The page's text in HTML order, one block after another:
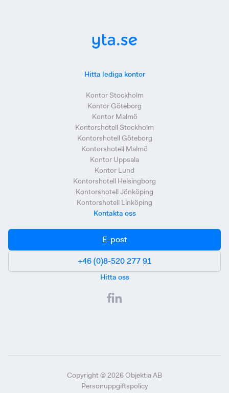
Hitta lediga kontor
Kontor Stockholm
Kontor Göteborg
Kontor Malmö
Kontorshotell Stockholm
Kontorshotell Göteborg
Kontorshotell Malmö
Kontor Uppsala
Kontor Lund
Kontorshotell Helsingborg
Kontorshotell Jönköping
Kontorshotell Linköping
Kontakta oss
E-post
+46 (0)8-520 277 91
Hitta oss
Copyright © 2026Objektia AB
Personuppgiftspolicy